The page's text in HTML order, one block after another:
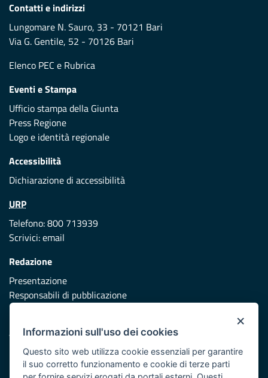
Contatti e indirizzi
Lungomare N. Sauro, 33 - 70121 Bari
Via G. Gentile, 52 - 70126 Bari
Elenco PEC e Rubrica
Eventi e Stampa
Ufficio stampa della Giunta
Press Regione
Logo e identità regionale
Accessibilità
Dichiarazione di accessibilità
URP
Telefono: 800 713939
Scrivici:email
Redazione
Presentazione
Responsabili di pubblicazione
Vai al sito di Protezione Civile Puglia
Iniziativa finanziata con risorse del POR Puglia 2014/2020 -
×
Informazioni sull'uso dei cookies
Questo sito web utilizza cookie essenziali per garantire
il suo corretto funzionamento e cookie di terze parti